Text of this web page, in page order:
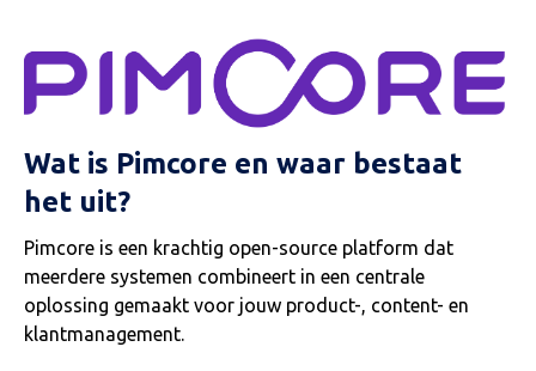
Wat is Pimcore en waar bestaat
het uit?
Pimcore is een krachtig open-source platform dat
meerdere systemen combineert in een centrale
oplossing gemaakt voor jouw product-, content- en
klantmanagement.